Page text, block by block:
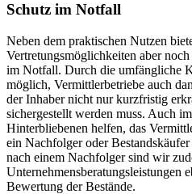
Schutz im Notfall
Neben dem praktischen Nutzen
Vertretungsmöglichkeiten aber
im Notfall. Durch die umfängliche
möglich, Vermittlerbetriebe auch
der Inhaber nicht nur kurzfristig
sichergestellt werden muss. Auch
Hinterbliebenen helfen, das
ein Nachfolger oder
nach einem Nachfolger sind wir
Unternehmensberatungsleistungen
Bewertung der Bestände.